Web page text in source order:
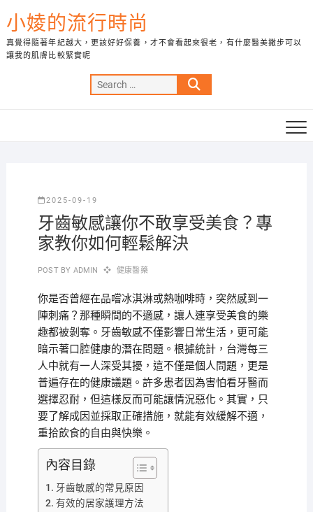
to
content
小婈的流行時尚
真覺得隨著年紀越大，更該好好保養，才不會看起來很老，有什麼醫美撇步可以
讓我的肌膚比較緊實呢
Search
…
2025-09-19
牙齒敏感讓你不敢享受美食？專
家教你如何輕鬆解決
POST BY ADMIN 健康醫藥
你是否曾經在品嚐冰淇淋或熱咖啡時，突然感到一
陣刺痛？那種瞬間的不適感，讓人連享受美食的樂
趣都被剝奪。牙齒敏感不僅影響日常生活，更可能
暗示著口腔健康的潛在問題。根據統計，台灣每三
人中就有一人深受其擾，這不僅是個人問題，更是
普遍存在的健康議題。許多患者因為害怕看牙醫而
選擇忍耐，但這樣反而可能讓情況惡化。其實，只
要了解成因並採取正確措施，就能有效緩解不適，
重拾飲食的自由與快樂。
內容目錄
牙齒敏感的常見原因
有效的居家護理方法